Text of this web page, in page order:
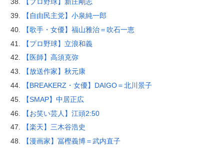
【プロ野球】新庄剛志
【自由民主党】小泉純一郎
【歌手・女優】福山雅治＝吹石一恵
【プロ野球】立浪和義
【医師】高須克弥
【放送作家】秋元康
【BREAKERZ・女優】DAIGO＝北川景子
【SMAP】中居正広
【お笑い芸人】江頭2:50
【楽天】三木谷浩史
【漫画家】冨樫義博＝武内直子